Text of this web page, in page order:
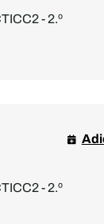
- 2.º
- 2.º